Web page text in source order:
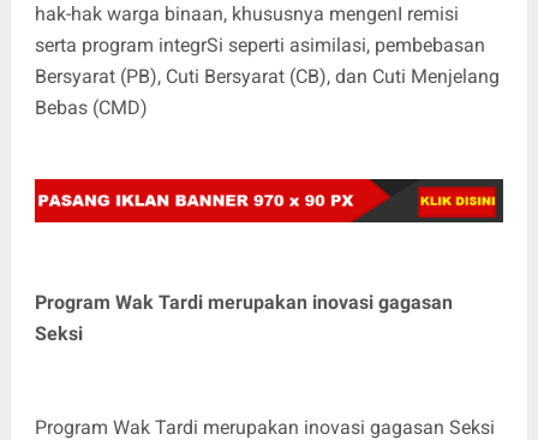
hak-hak warga binaan, khususnya mengenI remisi
serta program integrSi seperti asimilasi, pembebasan
Bersyarat (PB), Cuti Bersyarat (CB), dan Cuti Menjelang
Bebas (CMD)
Program Wak Tardi merupakan inovasi gagasan
Seksi
Program Wak Tardi merupakan inovasi gagasan Seksi